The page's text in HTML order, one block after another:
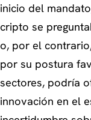
inicio del
cripto se
o, por el
por su postura
sectores, podría
innovación en el